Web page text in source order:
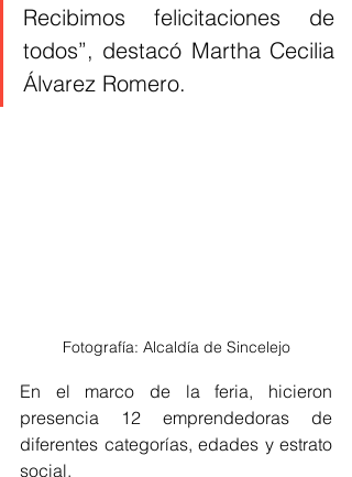
Recibimos felicitaciones de
todos”, destacó Martha Cecilia
Álvarez Romero.​
Fotografía: Alcaldía de Sincelejo
En el marco de la feria, hicieron
presencia 12 emprendedoras de
diferentes categorías, edades y estrato
social.